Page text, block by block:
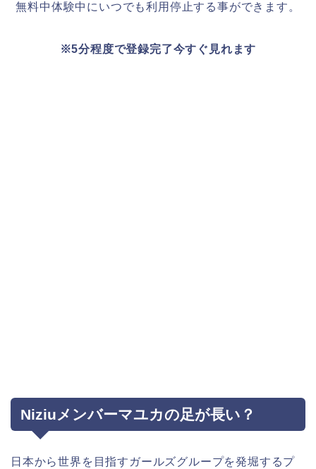
無料中体験中にいつでも利用停止する事ができます。
※5分程度で登録完了今すぐ見れます
Niziuメンバーマユカの足が長い？
日本から世界を目指すガールズグループを発堀するプ